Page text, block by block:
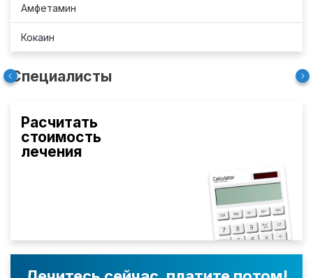
Амфетамин
Кокаин
Специалисты
Расчитать
стоимость
лечения